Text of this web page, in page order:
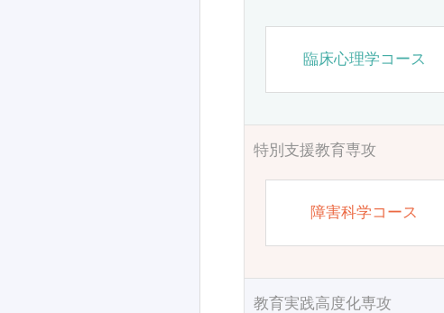
臨床心理学コース
特別支援教育専攻
障害科学コース
教育実践高度化専攻